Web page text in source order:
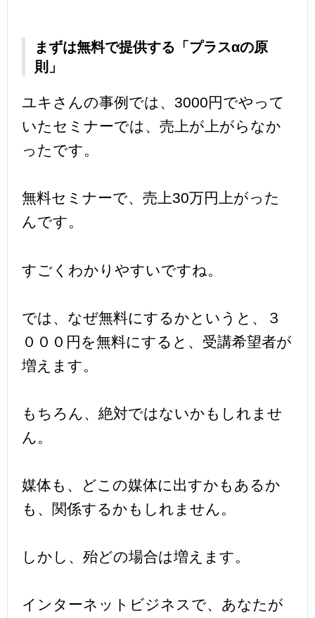
まずは無料で提供する「プラスαの原
則」
ユキさんの事例では、3000円でやって
いたセミナーでは、売上が上がらなか
ったです。
無料セミナーで、売上30万円上がった
んです。
すごくわかりやすいですね。
では、なぜ無料にするかというと、３
０００円を無料にすると、受講希望者が
増えます。
もちろん、絶対ではないかもしれませ
ん。
媒体も、どこの媒体に出すかもあるか
も、関係するかもしれません。
しかし、殆どの場合は増えます。
インターネットビジネスで、あなたが